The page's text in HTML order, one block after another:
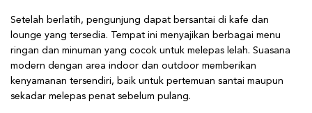
Setelah berlatih, pengunjung dapat bersantai di kafe dan
lounge yang tersedia. Tempat ini menyajikan berbagai menu
ringan dan minuman yang cocok untuk melepas lelah. Suasana
modern dengan area indoor dan outdoor memberikan
kenyamanan tersendiri, baik untuk pertemuan santai maupun
sekadar melepas penat sebelum pulang.